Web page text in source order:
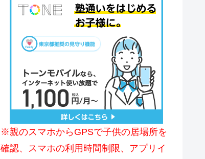
※親のスマホからGPSで子供の居場所を
確認、スマホの利用時間制限、アプリイ